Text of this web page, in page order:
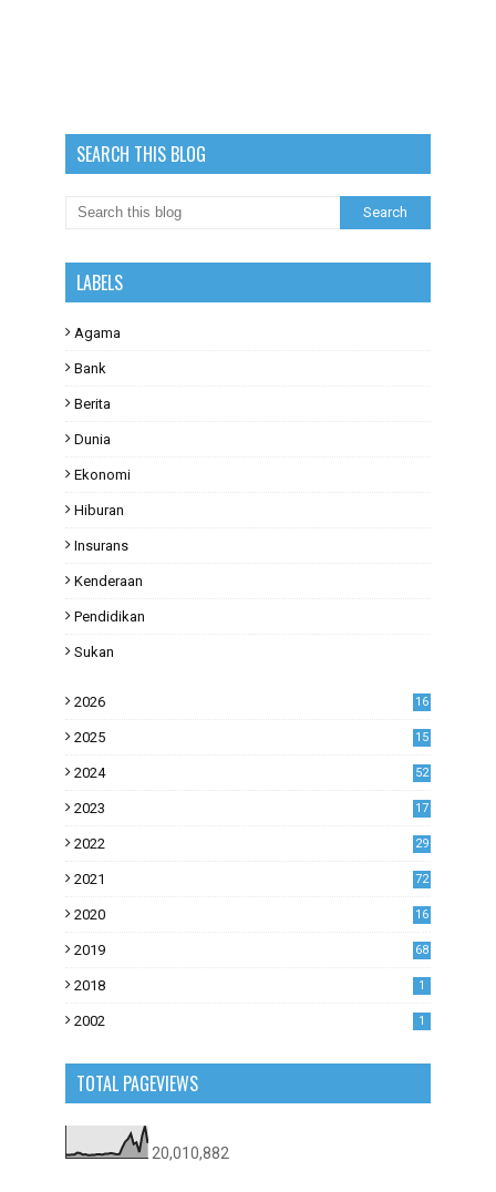
SEARCH THIS BLOG
LABELS
Agama
Bank
Berita
Dunia
Ekonomi
Hiburan
Insurans
Kenderaan
Pendidikan
Sukan
2026 16
2025 15
2024 52
2023
17
2022
29
2021
72
2020
16
2019
68
2018 1
2002 1
TOTAL PAGEVIEWS
20,010,882